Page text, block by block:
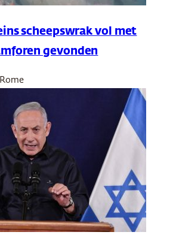
scheepswrak vol met
gevonden